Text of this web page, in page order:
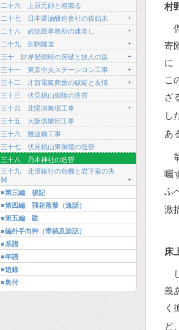
二十六 上原元帥と相識る
二十七 日本醤油釀造會社の後始末
+
二十八 武德殿事務所の建直し
+
二十九 生駒隧道
+
三十 財界變調時の突破と故人の富
+
三十一 東京中央ステーシヨン工事
+
三十二 才賀電氣商會の破綻と友情
+
三十三 伏見桃山御陵の造營
三十四 北陽演舞場工事
+
三十五 大阪倶樂部工事
三十六 難波橋工事
三十七 伏見桃山東御陵の造營
三十八 乃木神社の造營
三十九 北濱銀行の危機と岩下翁の失
脚
+
■第三編 後記
■第四編 飛花落葉（逸話）
■第五編 跋
■編外手向艸（寄稿及談話）
■系譜
■年譜
■追錄
■奥付
村
寄
に
こ
ざ
し
あ
囑
ふ
激
床
義
く
ど